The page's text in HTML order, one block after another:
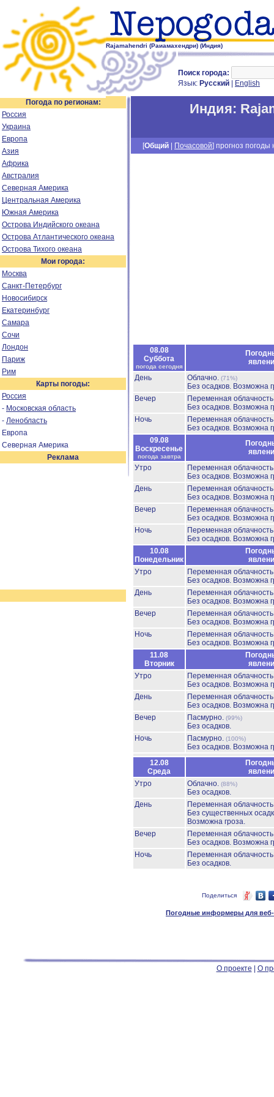
Rajamahendri (Раиамахендри) (Индия)
Поиск города:
Язык: Русский English
Погода по регионам:
Россия
Украина
Европа
Азия
Африка
Австралия
Северная Америка
Центральная Америка
Южная Америка
Острова Индийского океана
Острова Атлантического океана
Острова Тихого океана
Мои города:
Москва
Санкт-Петербург
Новосибирск
Екатеринбург
Самара
Сочи
Лондон
Париж
Рим
Карты погоды:
Россия
- Московская область
- Ленобласть
Европа
Северная Америка
Реклама
Индия:
[Общий Почасовой] прогноз погоды
08.08
Суббота
погода сегодня
День
Облачно. (71%)
Без осадков. Возможна
Вечер
Переменная
Без осадков. Возможна
Ночь
Переменная
Без осадков. Возможна
09.08
Воскресенье
погода завтра
Утро
Переменная
Без осадков. Возможна
День
Переменная
Без осадков. Возможна
Вечер
Переменная
Без осадков. Возможна
Ночь
Переменная
Без осадков. Возможна
10.08
Понедельник
Утро
Переменная
Без осадков. Возможна
День
Переменная
Без осадков. Возможна
Вечер
Переменная
Без осадков. Возможна
Ночь
Переменная
Без осадков. Возможна
11.08
Вторник
Утро
Переменная
Без осадков. Возможна
День
Переменная
Без осадков. Возможна
Вечер
Пасмурно. (99%)
Без осадков.
Ночь
Пасмурно. (100%)
Без осадков. Возможна
12.08
Среда
Утро
Облачно. (88%)
Без осадков.
День
Переменная
Без существенных
Возможна гроза.
Вечер
Переменная
Без осадков. Возможна
Ночь
Переменная
Без осадков.
Поделиться
Погодные информеры для веб-
О проекте О